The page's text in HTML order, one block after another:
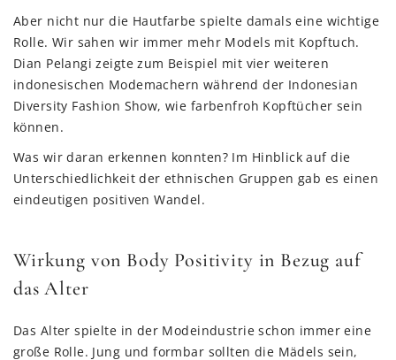
Aber nicht nur die Hautfarbe spielte damals eine wichtige
Rolle. Wir sahen wir immer mehr Models mit Kopftuch.
Dian Pelangi zeigte zum Beispiel mit vier weiteren
indonesischen Modemachern während der Indonesian
Diversity Fashion Show, wie farbenfroh Kopftücher sein
können.
Was wir daran erkennen konnten? Im Hinblick auf die
Unterschiedlichkeit der ethnischen Gruppen gab es einen
eindeutigen positiven Wandel.
Wirkung von Body Positivity in Bezug auf
das Alter
Das Alter spielte in der Modeindustrie schon immer eine
große Rolle. Jung und formbar sollten die Mädels sein,